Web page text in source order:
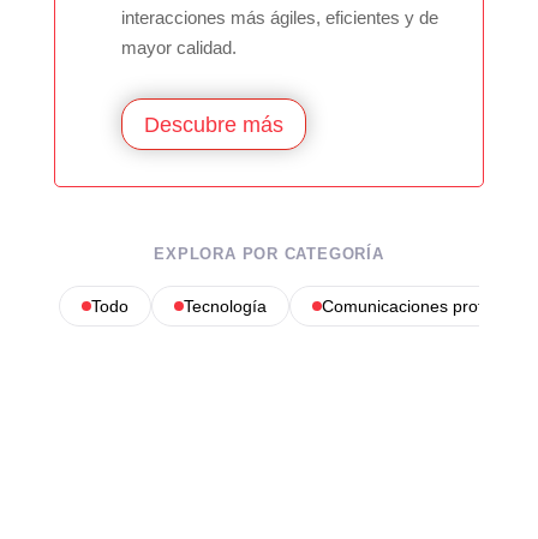
interacciones más ágiles, eficientes y de
mayor calidad.
Descubre más
EXPLORA POR CATEGORÍA
Todo Tecnología Comunicaciones